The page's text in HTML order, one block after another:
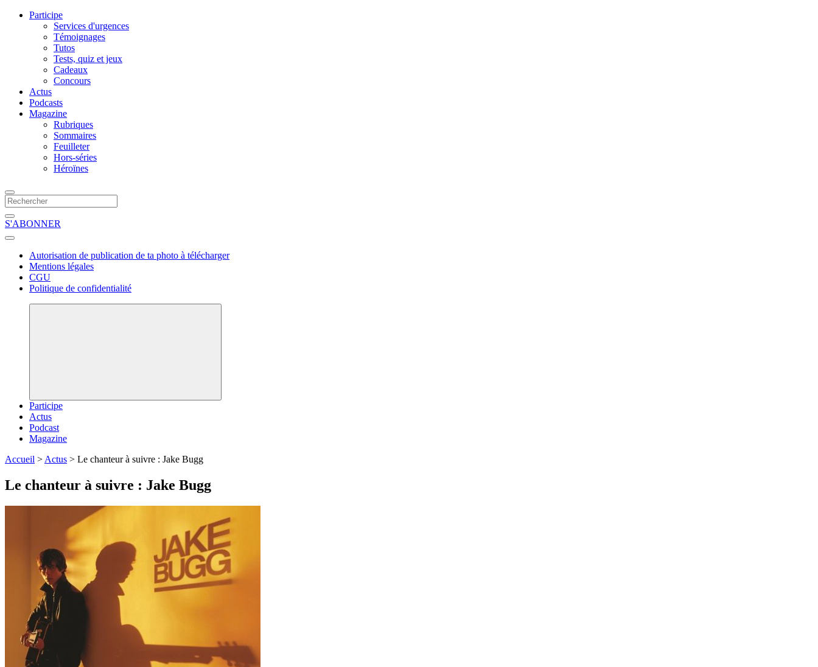
Participe
Services d'urgences
Témoignages
Tutos
Tests, quiz et jeux
Cadeaux
Concours
Actus
Podcasts
Magazine
Rubriques
Sommaires
Feuilleter
Hors-séries
Héroïnes
S'ABONNER
Autorisation de publication de ta photo à télécharger
Mentions légales
CGU
Politique de confidentialité
Participe
Actus
Podcast
Magazine
Accueil > Actus > Le chanteur à suivre : Jake Bugg
Le chanteur à suivre : Jake Bugg